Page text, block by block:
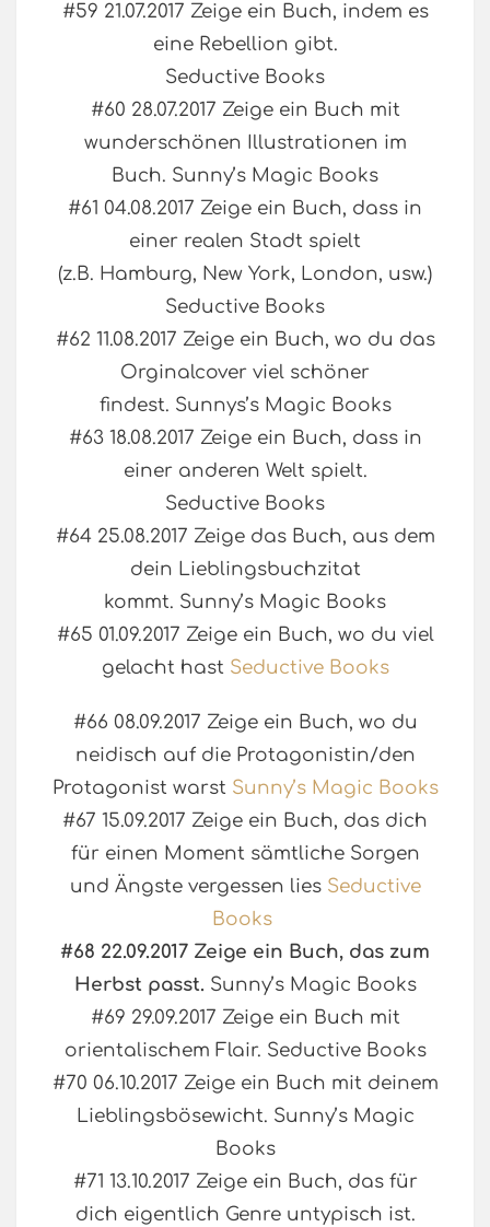
#59 21.07.2017 Zeige ein Buch, indem es
eine Rebellion gibt.
Seductive Books
#60 28.07.2017 Zeige ein Buch mit
wunderschönen Illustrationen im
Buch. Sunny’s Magic Books
#61 04.08.2017 Zeige ein Buch, dass in
einer realen Stadt spielt
(z.B. Hamburg, New York, London, usw.)
Seductive Books
#62 11.08.2017 Zeige ein Buch, wo du das
Orginalcover viel schöner
findest. Sunnys’s Magic Books
#63 18.08.2017 Zeige ein Buch, dass in
einer anderen Welt spielt.
Seductive Books
#64 25.08.2017 Zeige das Buch, aus dem
dein Lieblingsbuchzitat
kommt. Sunny’s Magic Books
#65 01.09.2017 Zeige ein Buch, wo du viel
gelacht hast Seductive Books
#66 08.09.2017 Zeige ein Buch, wo du
neidisch auf die Protagonistin/den
Protagonist warst Sunny’s Magic Books
#67 15.09.2017 Zeige ein Buch, das dich
für einen Moment sämtliche Sorgen
und Ängste vergessen lies Seductive
Books
#68 22.09.2017 Zeige ein Buch, das zum
Herbst passt. Sunny’s Magic Books
#69 29.09.2017 Zeige ein Buch mit
orientalischem Flair. Seductive Books
#70 06.10.2017 Zeige ein Buch mit deinem
Lieblingsbösewicht. Sunny’s Magic
Books
#71 13.10.2017 Zeige ein Buch, das für
dich eigentlich Genre untypisch ist.